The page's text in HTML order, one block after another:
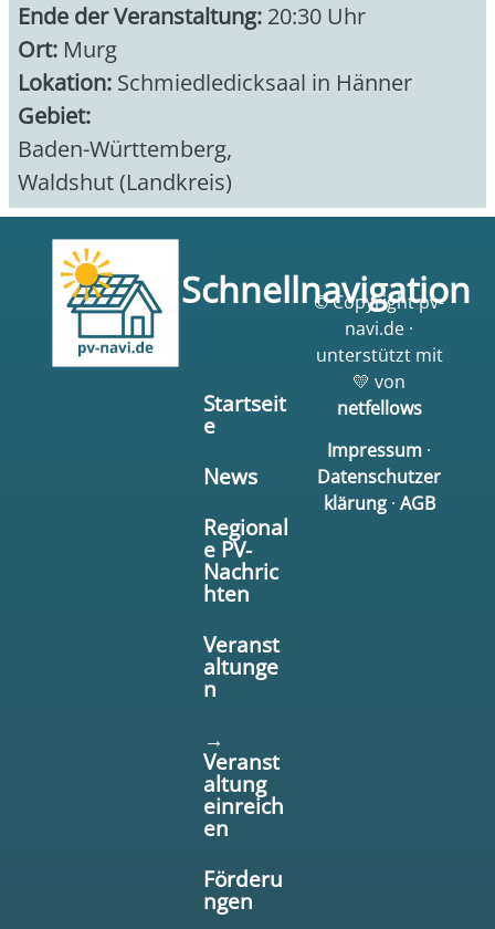
Ende der Veranstaltung: 20:30 Uhr
Ort: Murg
Lokation: Schmiedledicksaal in Hänner
Gebiet:
Baden-Württemberg,
Waldshut (Landkreis)
Schnellnavigation
Startseit
e
News
Regional
e PV-
Nachric
hten
Veranst
altunge
n
→
Veranst
altung
einreich
en
Förderu
ngen
© Copyright pv-
navi.de ·
unterstützt mit
💛 von
netfellows
Impressum ·
Datenschutzer
klärung· AGB